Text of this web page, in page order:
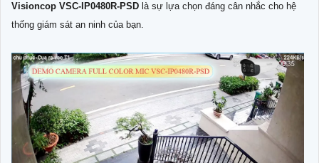
Visioncop VSC-IP0480R-PSD là sự lựa chọn đáng cân nhắc cho hệ
thống giám sát an ninh của bạn.